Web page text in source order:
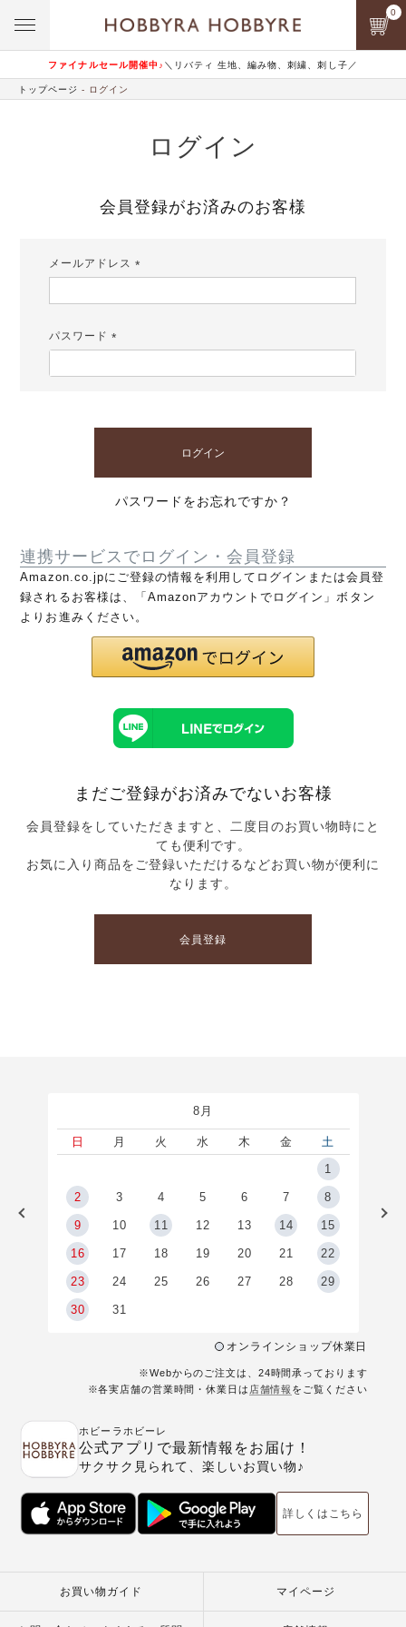
ファイナルセール開催中♪ ＼リバティ 生地、編み物、刺繍、刺し子／
0
トップページ ログイン
ログイン
会員登録がお済みのお客様
メールアドレス
パスワード
ログイン
パスワードをお忘れですか？
連携サービスでログイン・会員登録
Amazon.co.jpにご登録の情報を利用してログインまたは会員登
録されるお客様は、「Amazonアカウントでログイン」ボタン
よりお進みください。
まだご登録がお済みでないお客様
会員登録をしていただきますと、二度目のお買い物時にと
ても便利です。
お気に入り商品をご登録いただけるなどお買い物が便利に
なります。
会員登録
8月
日 月 火 水 木 金
土
1
2 3 4 5 6 7 8
9 10 11 12 13 14 15
16 17 18 19 20 21 22
23 24 25 26 27 28 29
30 31
オンラインショップ休業日
※Webからのご注文は、24時間承っております
※各実店舗の営業時間・休業日は 店舗情報 をご覧ください
ホビーラホビーレ
公式アプリで最新情報をお届け！
サクサク見られて、楽しいお買い物♪
詳しくはこちら
お買い物ガイド マイページ